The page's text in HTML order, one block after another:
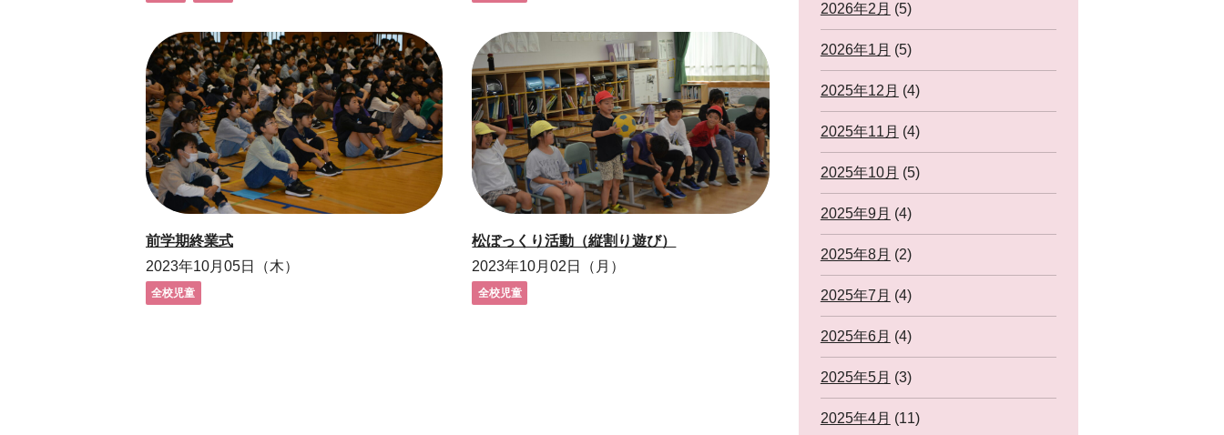
前学期終業式
2023年10月05日（木）
全校児童
松ぼっくり活動（縦割り遊び）
2023年10月02日（月）
全校児童
2026年2月 (5)
2026年1月 (5)
2025年12月 (4)
2025年11月 (4)
2025年10月 (5)
2025年9月 (4)
2025年8月 (2)
2025年7月 (4)
2025年6月 (4)
2025年5月 (3)
2025年4月 (11)